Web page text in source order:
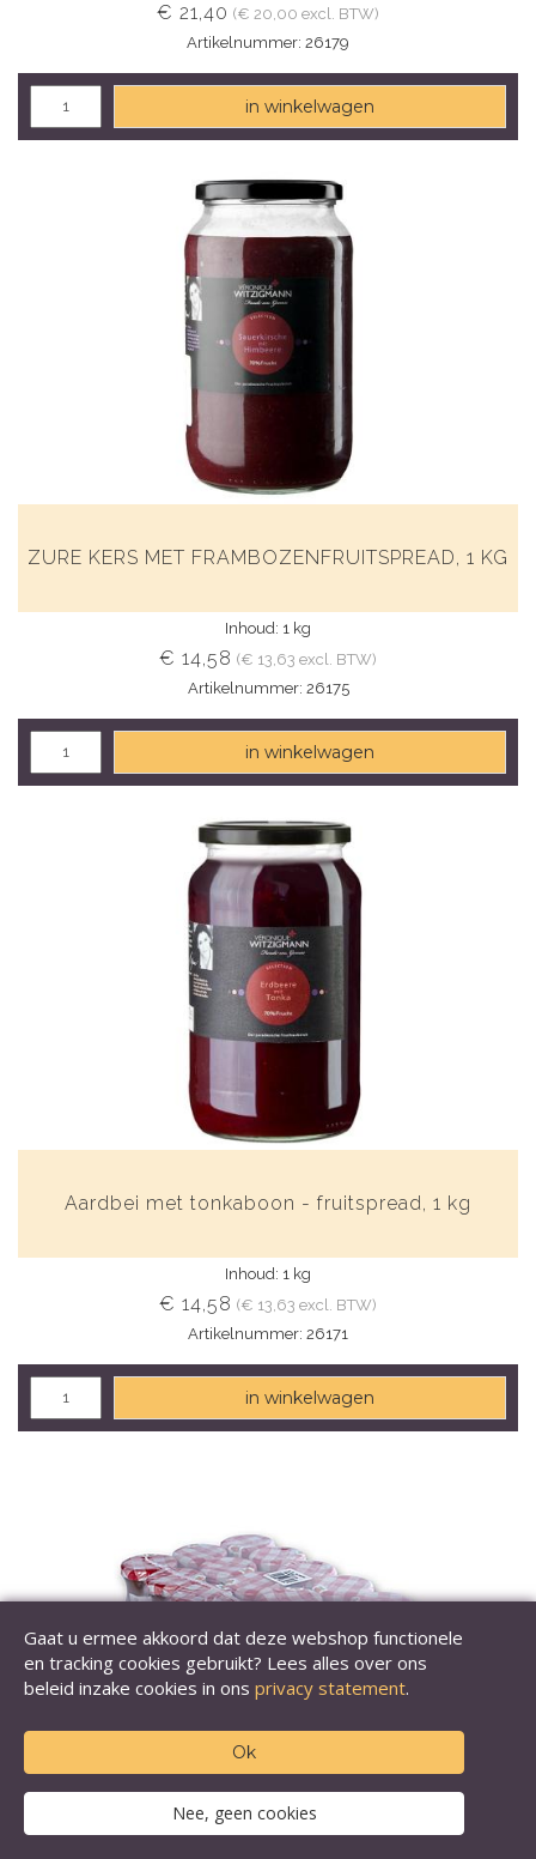
€ 21,40 (€ 20,00 excl. BTW)
Artikelnummer: 26179
in winkelwagen
ZURE KERS MET FRAMBOZENFRUITSPREAD, 1 KG
Inhoud: 1 kg
€ 14,58 (€ 13,63 excl. BTW)
Artikelnummer: 26175
in winkelwagen
Aardbei met tonkaboon - fruitspread, 1 kg
Inhoud: 1 kg
€ 14,58 (€ 13,63 excl. BTW)
Artikelnummer: 26171
in winkelwagen
Abrikozenjam, van Bonne Maman,
Gaat u ermee akkoord dat deze webshop functionele
en tracking cookies gebruikt? Lees alles over ons
beleid inzake cookies in ons privacy statement.
Ok
Nee, geen cookies